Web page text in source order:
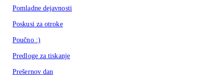
Pomladne dejavnosti
Poskusi za otroke
Poučno :)
Predloge za tiskanje
Prešernov dan